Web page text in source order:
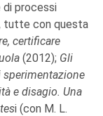
processi
tutte con questa
certificare
(2012); Gli
sperimentazione
e disagio. Una
i (con M. L.